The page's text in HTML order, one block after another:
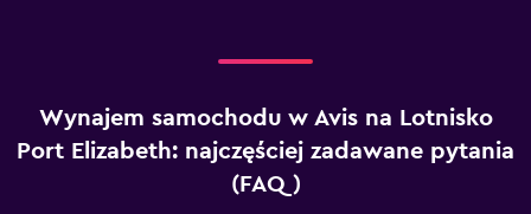
Wynajem samochodu w Avis na Lotnisko
Port Elizabeth: najczęściej zadawane pytania
(FAQ)